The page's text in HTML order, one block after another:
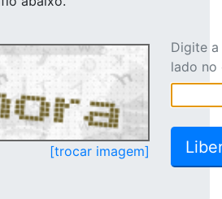
[trocar imagem]
Digite
lado no